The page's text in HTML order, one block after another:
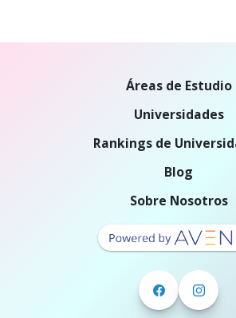
Áreas de Estudio
Universidades
Rankings de
Blog
Sobre Nosotros